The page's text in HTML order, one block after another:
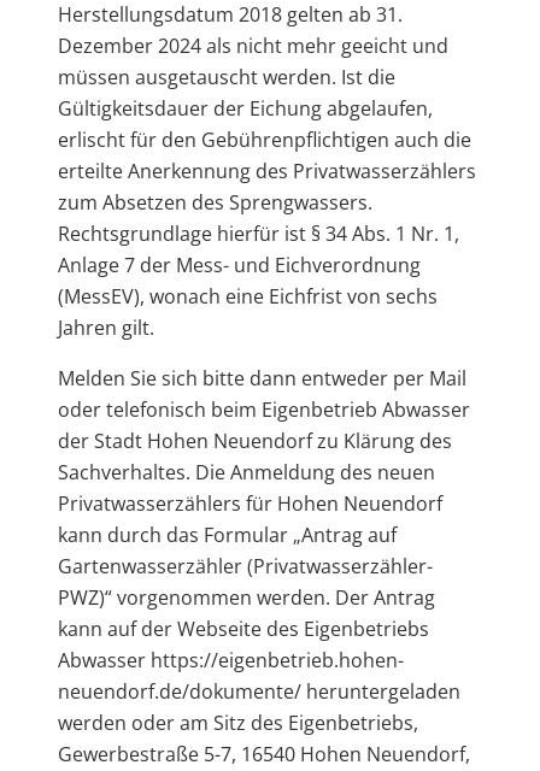
Herstellungsdatum 2018 gelten ab 31.
Dezember 2024 als nicht mehr geeicht und
müssen ausgetauscht werden. Ist die
Gültigkeitsdauer der Eichung abgelaufen,
erlischt für den Gebührenpflichtigen auch die
erteilte Anerkennung des Privatwasserzählers
zum Absetzen des Sprengwassers.
Rechtsgrundlage hierfür ist § 34 Abs. 1 Nr. 1,
Anlage 7 der Mess- und Eichverordnung
(MessEV), wonach eine Eichfrist von sechs
Jahren gilt.
Melden Sie sich bitte dann entweder per Mail
oder telefonisch beim Eigenbetrieb Abwasser
der Stadt Hohen Neuendorf zu Klärung des
Sachverhaltes. Die Anmeldung des neuen
Privatwasserzählers für Hohen Neuendorf
kann durch das Formular „Antrag auf
Gartenwasserzähler (Privatwasserzähler-
PWZ)“ vorgenommen werden. Der Antrag
kann auf der Webseite des Eigenbetriebs
Abwasser https://eigenbetrieb.hohen-
neuendorf.de/dokumente/ heruntergeladen
werden oder am Sitz des Eigenbetriebs,
Gewerbestraße 5-7, 16540 Hohen Neuendorf,